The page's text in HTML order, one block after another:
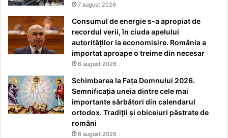
7 august 2026
Consumul de energie s-a apropiat de
recordul verii, în ciuda apelului
autorităților la economisire. România a
importat aproape o treime din necesar
6 august 2026
Schimbarea la Fața Domnului 2026.
Semnificația uneia dintre cele mai
importante sărbători din calendarul
ortodox. Tradiții și obiceiuri păstrate de
români
6 august 2026